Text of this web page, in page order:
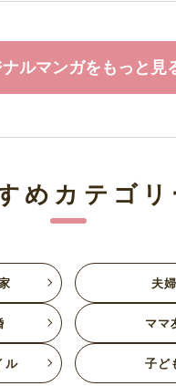
ルマンガをもっと見
めカテゴリ
夫婦
ママ
ル 子ど